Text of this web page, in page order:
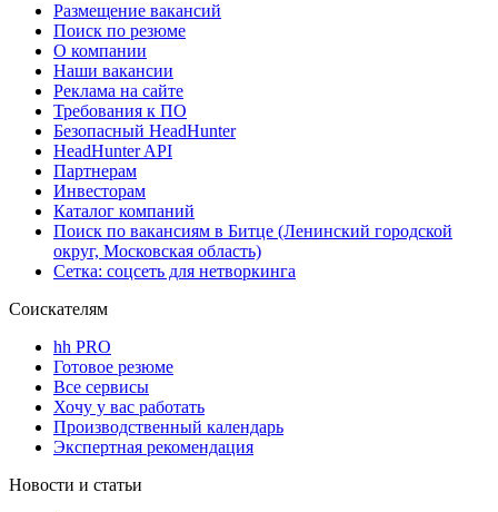
Размещение вакансий
Поиск по резюме
О компании
Наши вакансии
Реклама на сайте
Требования к ПО
Безопасный HeadHunter
HeadHunter API
Партнерам
Инвесторам
Каталог компаний
Поиск по вакансиям в Битце (Ленинский городской
округ, Московская область)
Сетка: соцсеть для нетворкинга
Соискателям
hh PRO
Готовое резюме
Все сервисы
Хочу у вас работать
Производственный календарь
Экспертная рекомендация
Новости и статьи